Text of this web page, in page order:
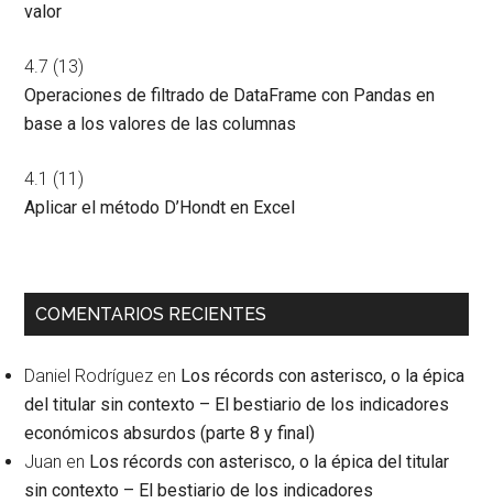
valor
4.7 (13)
Operaciones de filtrado de DataFrame con Pandas en
base a los valores de las columnas
4.1 (11)
Aplicar el método D’Hondt en Excel
COMENTARIOS RECIENTES
Daniel Rodríguez en Los récords con asterisco, o la épica
del titular sin contexto – El bestiario de los indicadores
económicos absurdos (parte 8 y final)
Juan en Los récords con asterisco, o la épica del titular
sin contexto – El bestiario de los indicadores